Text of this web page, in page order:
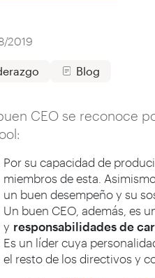
2019
Blog
CEO se reconoce
Por su capacidad de
miembros de esta.
un buen desempeño y su
Un buen CEO, además, es
y responsabilidades de
Es un líder cuya
el resto de los directivos y